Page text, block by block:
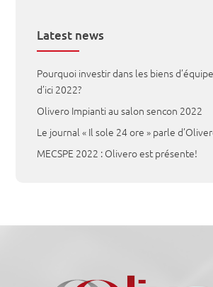
Latest news
Pourquoi investir dans les biens
d’ici 2022?
Olivero Impianti au salon sencon 2022
Le journal « Il sole 24 ore » parle
MECSPE 2022 : Olivero est présente!